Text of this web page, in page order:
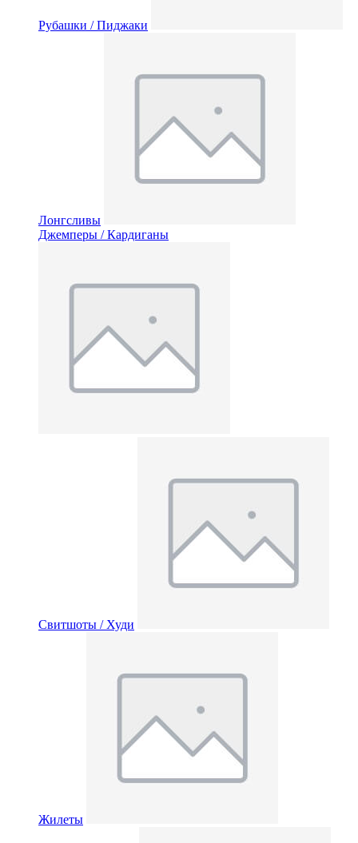
Рубашки / Пиджаки
Лонгсливы
Джемперы / Кардиганы
Свитшоты / Худи
Жилеты